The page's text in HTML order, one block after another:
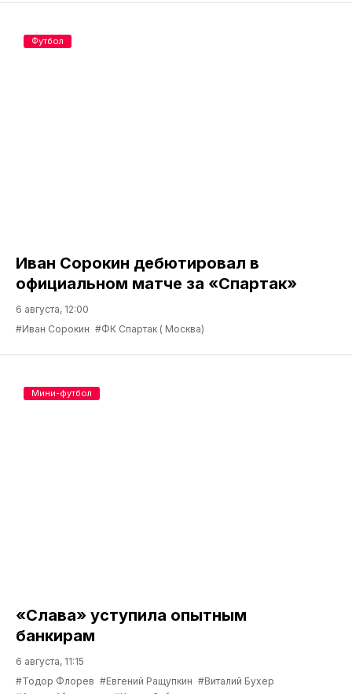
Иван Сорокин дебютировал в
официальном матче за «Спартак»
6 августа, 12:00
#Иван Сорокин #ФК Спартак ( Москва)
Футбол
«Слава» уступила опытным
банкирам
6 августа, 11:15
#Тодор Флорев #Евгений Ращупкин #Виталий Бухер
Мини-футбол